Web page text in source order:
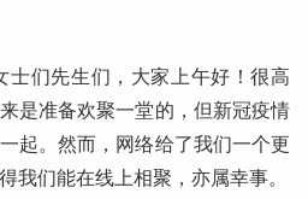
士们先生们，大家上午好！很高
是准备欢聚一堂的，但新冠疫情
起。然而，网络给了我们一个更
我们能在线上相聚，亦属幸事。